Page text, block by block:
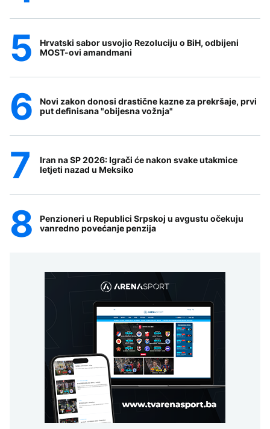
Hrvatski sabor usvojio Rezoluciju o BiH, odbijeni
MOST-ovi amandmani
Novi zakon donosi drastične kazne za prekršaje, prvi
put definisana "obijesna vožnja"
Iran na SP 2026: Igrači će nakon svake utakmice
letjeti nazad u Meksiko
Penzioneri u Republici Srpskoj u avgustu očekuju
vanredno povećanje penzija